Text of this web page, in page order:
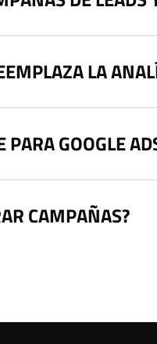
LA
GOOGLE
CAMPAÑAS?